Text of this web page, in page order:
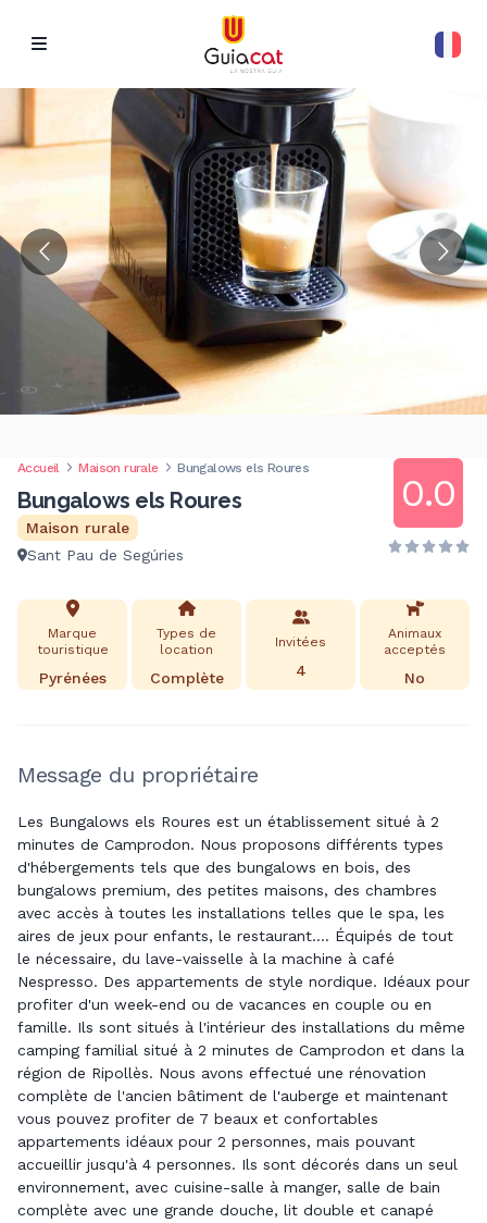
Accueil Maison rurale Bungalows els Roures
Bungalows els Roures
Maison rurale
Sant Pau de Segúries
0.0
Marque
touristique
Pyrénées
Types de
location
Complète
Invitées
4
Animaux
acceptés
No
Message du propriétaire
Les Bungalows els Roures est un établissement situé à 2
minutes de Camprodon. Nous proposons différents types
d'hébergements tels que des bungalows en bois, des
bungalows premium, des petites maisons, des chambres
avec accès à toutes les installations telles que le spa, les
aires de jeux pour enfants, le restaurant.... Équipés de tout
le nécessaire, du lave-vaisselle à la machine à café
Nespresso. Des appartements de style nordique. Idéaux pour
profiter d'un week-end ou de vacances en couple ou en
famille. Ils sont situés à l'intérieur des installations du même
camping familial situé à 2 minutes de Camprodon et dans la
région de Ripollès. Nous avons effectué une rénovation
complète de l'ancien bâtiment de l'auberge et maintenant
vous pouvez profiter de 7 beaux et confortables
appartements idéaux pour 2 personnes, mais pouvant
accueillir jusqu'à 4 personnes. Ils sont décorés dans un seul
environnement, avec cuisine-salle à manger, salle de bain
complète avec une grande douche, lit double et canapé